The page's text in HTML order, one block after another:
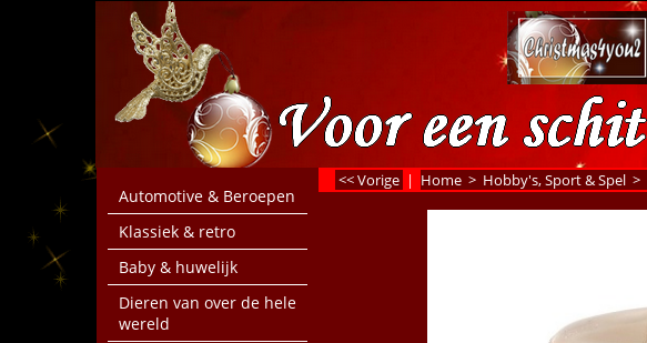
Automotive & Beroepen
Klassiek & retro
Baby & huwelijk
Dieren van over de hele
wereld
<< Vorige | Home > Hobby's, Sport & Spel >